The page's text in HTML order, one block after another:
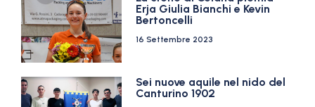
Erja Giulia Bianchi e Kevin
Bertoncelli
16 Settembre 2023
Sei nuove aquile nel nido del
Canturino 1902